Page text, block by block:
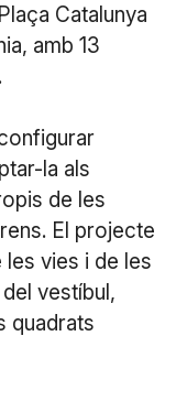
Catalunya
amb 13
la als
de les
El projecte
vies i de les
vestíbul,
quadrats